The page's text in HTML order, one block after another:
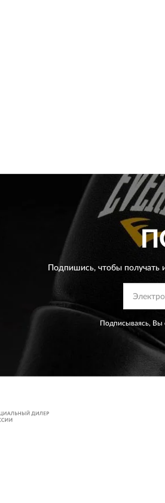
Подпишись, чтобы
Подписываясь, Вы